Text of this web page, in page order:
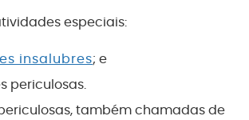
especiais:
insalubres; e
periculosas.
também chamadas de